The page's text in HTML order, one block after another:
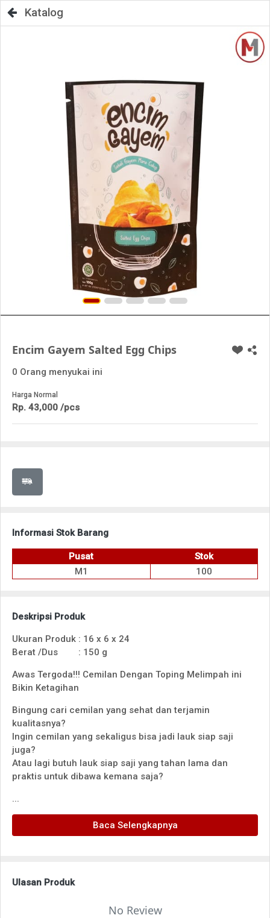
Katalog
Encim Gayem Salted Egg Chips
0 Orang menyukai ini
Harga Normal
Rp. 43,000 /pcs
Informasi Stok Barang
Pusat
Stok
M1
100
Deskripsi Produk
Ukuran Produk : 16 x 6 x 24
Berat /Dus
: 150 g
Awas Tergoda!!! Cemilan Dengan Toping Melimpah ini
Bikin Ketagihan
Bingung cari cemilan yang sehat dan terjamin
kualitasnya?
Ingin cemilan yang sekaligus bisa jadi lauk siap saji
juga?
Atau lagi butuh lauk siap saji yang tahan lama dan
praktis untuk dibawa kemana saja?
...
Baca Selengkapnya
Ulasan Produk
No Review